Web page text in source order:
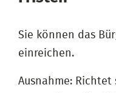
Sie können das
einreichen.
Ausnahme: Richtet